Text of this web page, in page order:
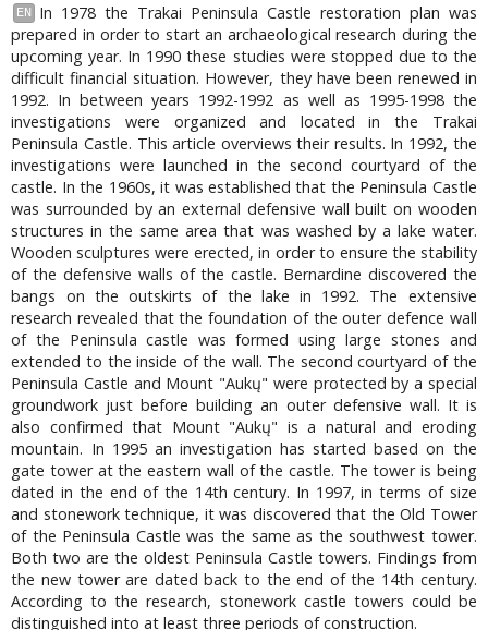
EN
In 1978 the Trakai Peninsula Castle restoration plan was
prepared in order to start an archaeological research during the
upcoming year. In 1990 these studies were stopped due to the
difficult financial situation. However, they have been renewed in
1992. In between years 1992-1992 as well as 1995-1998 the
investigations were organized and located in the Trakai
Peninsula Castle. This article overviews their results. In 1992, the
investigations were launched in the second courtyard of the
castle. In the 1960s, it was established that the Peninsula Castle
was surrounded by an external defensive wall built on wooden
structures in the same area that was washed by a lake water.
Wooden sculptures were erected, in order to ensure the stability
of the defensive walls of the castle. Bernardine discovered the
bangs on the outskirts of the lake in 1992. The extensive
research revealed that the foundation of the outer defence wall
of the Peninsula castle was formed using large stones and
extended to the inside of the wall. The second courtyard of the
Peninsula Castle and Mount "Aukų" were protected by a special
groundwork just before building an outer defensive wall. It is
also confirmed that Mount "Aukų" is a natural and eroding
mountain. In 1995 an investigation has started based on the
gate tower at the eastern wall of the castle. The tower is being
dated in the end of the 14th century. In 1997, in terms of size
and stonework technique, it was discovered that the Old Tower
of the Peninsula Castle was the same as the southwest tower.
Both two are the oldest Peninsula Castle towers. Findings from
the new tower are dated back to the end of the 14th century.
According to the research, stonework castle towers could be
distinguished into at least three periods of construction.